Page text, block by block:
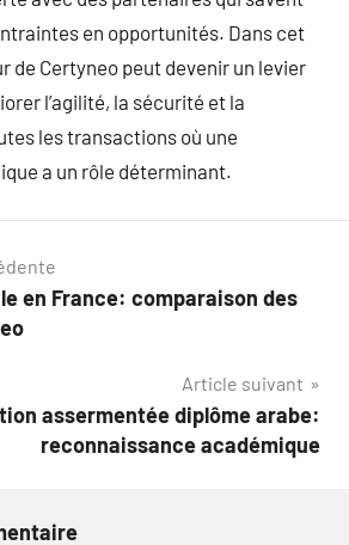
en opportunités. Dans cet
de Certyneo peut devenir un levier
l’agilité, la sécurité et la
les transactions où une
a un rôle déterminant.
en France: comparaison des
Article suivant
assermentée diplôme arabe:
reconnaissance académique